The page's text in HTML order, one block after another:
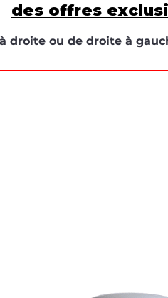
des offres
droite ou de droite à